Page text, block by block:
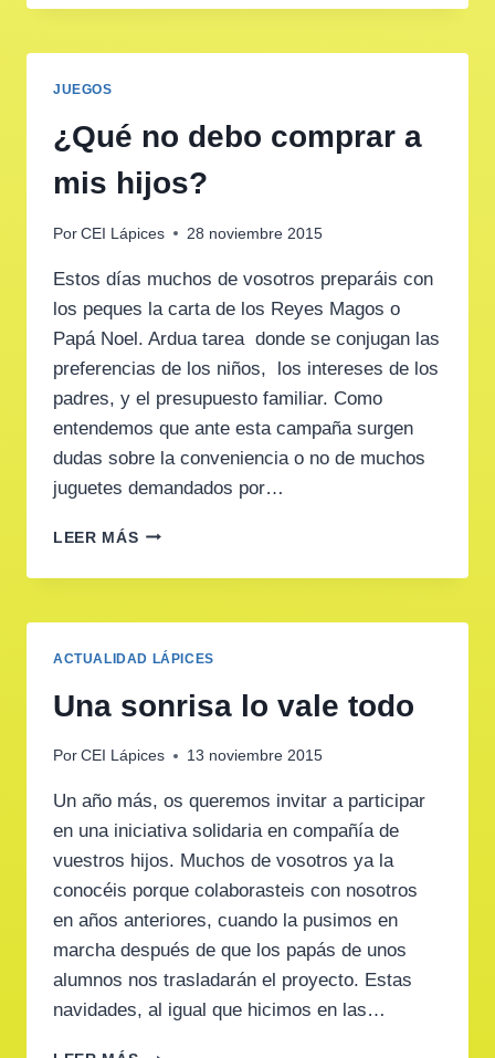
TENER
CUENTA
DE
ELEGIR
UN
EN
DE
PANDEMIA?
JUEGOS
¿Qué no debo comprar a
mis hijos?
Por CEI Lápices 28 noviembre 2015
Estos días muchos de vosotros preparáis con
los peques la carta de los Reyes Magos o
Papá Noel. Ardua tarea donde se conjugan las
preferencias de los niños, los intereses de los
padres, y el presupuesto familiar. Como
entendemos que ante esta campaña surgen
dudas sobre la conveniencia o no de muchos
juguetes demandados por…
LEER MÁS¿QUÉ
DEBO
A
MIS
ACTUALIDAD LÁPICES
Una sonrisa lo vale todo
Por CEI Lápices 13 noviembre 2015
Un año más, os queremos invitar a participar
en una iniciativa solidaria en compañía de
vuestros hijos. Muchos de vosotros ya la
conocéis porque colaborasteis con nosotros
en años anteriores, cuando la pusimos en
marcha después de que los papás de unos
alumnos nos trasladarán el proyecto. Estas
navidades, al igual que hicimos en las…
UNA